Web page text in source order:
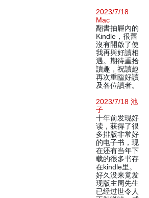
2023/7/18
Mac
翻書抽屜內的
Kindle，很舊
沒有開啟了使
我再與好讀相
遇。期待重拾
讀趣，祝讀趣
再次重臨好讀
及各位讀者。
2023/7/18 池
子
十年前发现好
读，获得了很
多排版非常好
的电子书，现
在还有当年下
载的很多书存
在kindle里。
好久没来竟发
现版主周先生
已经过世令人